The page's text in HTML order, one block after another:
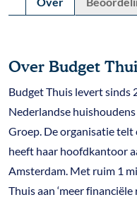
Over Budget
Budget Thuis levert sinds
Nederlandse
Groep. De organisatie telt
heeft haar hoofdkantoor
Amsterdam. Met ruim 1
Thuis aan ‘meer